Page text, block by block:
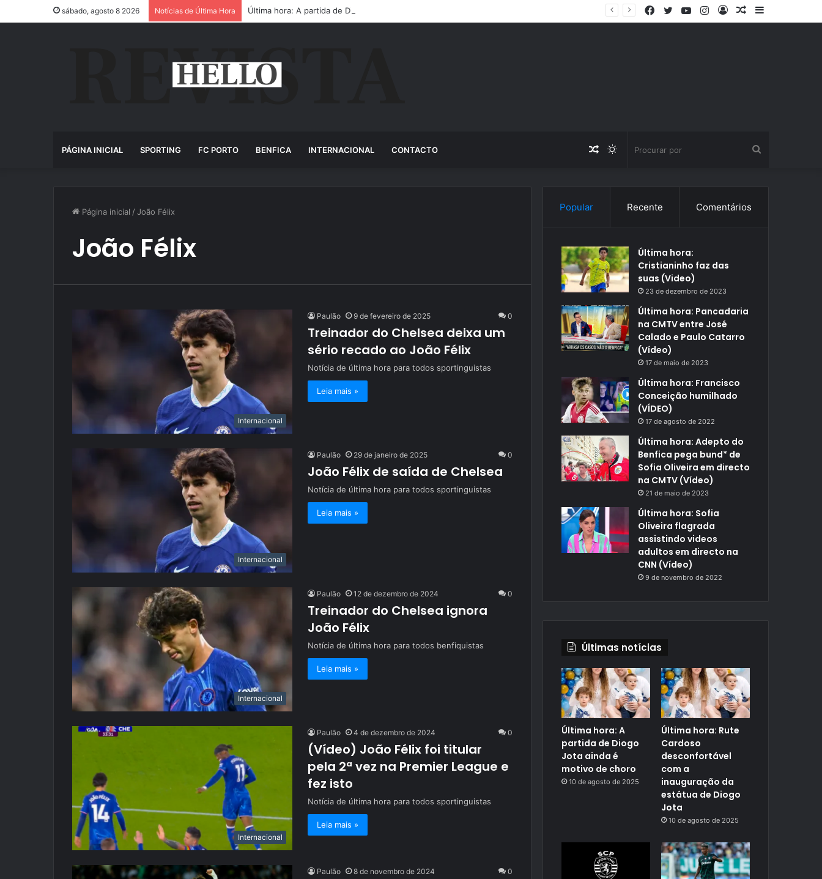
sábado, agosto 8 2026 Notícias de Última Hora Última hora: A partida de Diogo Jota ainda é motivo de choro
Barra
Artigo
Entrar
Instagram
YouTube
Twitter
Facebook
PÁGINA INICIAL SPORTING FC PORTO BENFICA INTERNACIONAL CONTACTO
por
Switch
skin
Artigo
aleatório
Página inicial /João Félix
João Félix
Internacional
Paulão 9 de fevereiro de 2025 0
Treinador do Chelsea deixa um
sério recado ao João Félix
Notícia de última hora para todos sportinguistas
Leia mais »
Internacional
Paulão 29 de janeiro de 2025 0
João Félix de saída de Chelsea
Notícia de última hora para todos sportinguistas
Leia mais »
Internacional
Paulão 12 de dezembro de 2024 0
Treinador do Chelsea ignora
João Félix
Notícia de última hora para todos benfiquistas
Leia mais »
Internacional
Paulão 4 de dezembro de 2024 0
(Vídeo) João Félix foi titular
pela 2ª vez na Premier League e
fez isto
Notícia de última hora para todos sportinguistas
Leia mais »
Paulão 8 de novembro de 2024 0
Popular Recente Comentários
Última hora:
Cristianinho faz das
suas (Video)
23 de dezembro de 2023
Última hora: Pancadaria
na CMTV entre José
Calado e Paulo Catarro
(Vídeo)
17 de maio de 2023
Última hora: Francisco
Conceição humilhado
(VÍDEO)
17 de agosto de 2022
Última hora: Adepto do
Benfica pega bund* de
Sofia Oliveira em directo
na CMTV (Vídeo)
21 de maio de 2023
Última hora: Sofia
Oliveira flagrada
assistindo videos
adultos em directo na
CNN (Vídeo)
9 de novembro de 2022
Últimas notícias
Última hora: A
partida de Diogo
Jota ainda é
motivo de choro
10 de agosto de 2025
Última hora: Rute
Cardoso
desconfortável
com a
inauguração da
estátua de Diogo
Jota
10 de agosto de 2025